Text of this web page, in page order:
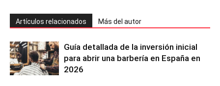
Artículos relacionados Más del autor
Guía detallada de la inversión inicial
para abrir una barbería en España en
2026